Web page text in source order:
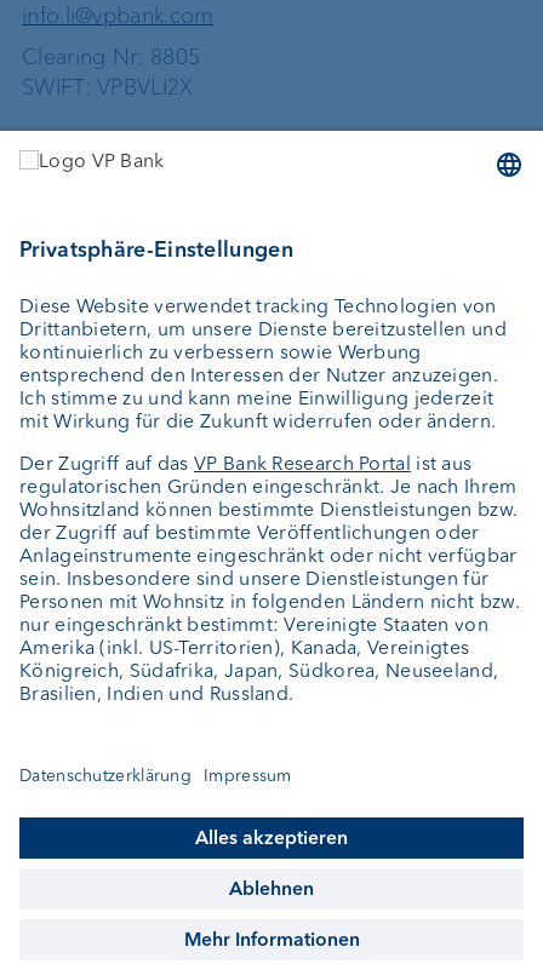
info.li@vpbank.com
Clearing Nr: 8805
SWIFT: VPBVLI2X
Dienstleistungen
Vermögensverwaltung
Vermögensplanung
Depotbank
Externer Vermögensverwalter
Private Label Fonds
Investment Consulting
Über uns
Portrait
Jobs
News
Kundenfeedback
Kontakt
Geschäftsbericht
Cookie-Einstellungen
© VP Bank AG - Alle Rechte vorbehalten.
Disclaimer
Datenschutz